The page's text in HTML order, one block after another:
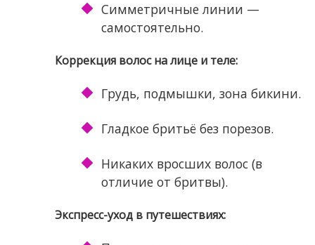
Симметричные линии —
самостоятельно.
Коррекция волос на лице и теле:
Грудь, подмышки, зона бикини.
Гладкое бритьё без порезов.
Никаких вросших волос (в
отличие от бритвы).
Экспресс-уход в путешествиях: